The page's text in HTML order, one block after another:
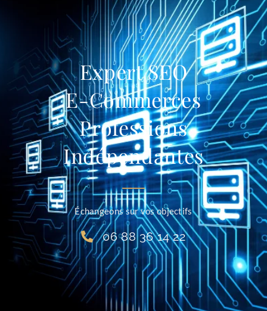
Expert SEO
E-Commerces
Professions
Indépendantes
Échangeons sur vos objectifs
06 88 36 14 22